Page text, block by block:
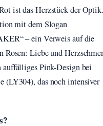
ist das Herzstück der Optik.
mit dem Slogan
– ein Verweis auf die
Liebe und
auffälliges Pink-Design bei
(LY304), das noch intensiver